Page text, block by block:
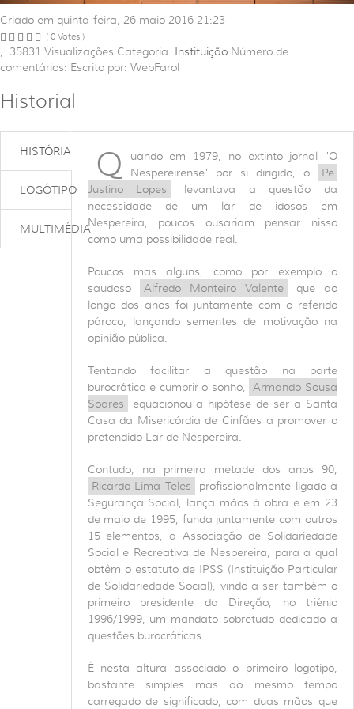
Criado em quinta-feira, 26 maio 2016 21:23
( 0 Votes )
, 35831 Visualizações Categoria: Instituição Número de
comentários: Escrito por: WebFarol
Historial
HISTÓRIA
LOGÓTIPO
MULTIMÉDIA
Q
uando em 1979, no extinto jornal "O
Nespereirense" por si dirigido, o
Pe.
Justino Lopes
levantava a questão da
necessidade de um lar de idosos em
Nespereira, poucos ousariam pensar nisso
como uma possibilidade real.
Poucos mas alguns, como por exemplo o
saudoso
Alfredo Monteiro Valente
que ao
longo dos anos foi juntamente com o referido
pároco, lançando sementes de motivação na
opinião pública.
Tentando facilitar a questão na parte
burocrática e cumprir o sonho, Armando Sousa
Soares
equacionou a hipótese de ser a Santa
Casa da Misericórdia de Cinfães a promover o
pretendido Lar de Nespereira.
Contudo, na primeira metade dos anos 90,
Ricardo Lima Teles
profissionalmente ligado à
Segurança Social, lança mãos à obra e em 23
de maio de 1995, funda juntamente com outros
15 elementos, a Associação de Solidariedade
Social e Recreativa de Nespereira, para a qual
obtêm o estatuto de IPSS (Instituição Particular
de Solidariedade Social), vindo a ser também o
primeiro presidente da Direção, no triénio
1996/1999, um mandato sobretudo dedicado a
questões burocráticas.
É nesta altura associado o primeiro logotipo,
bastante simples mas ao mesmo tempo
carregado de significado, com duas mãos que